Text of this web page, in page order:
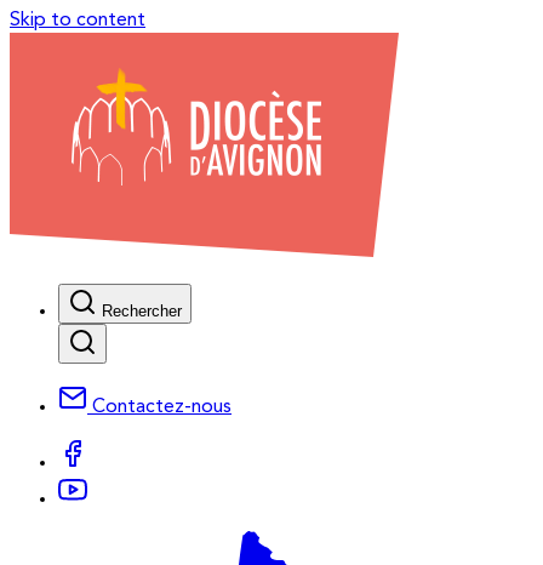
Skip to content
Rechercher
Contactez-nous